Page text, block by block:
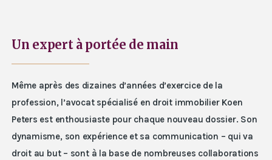
Un expert à portée de main
Même après des dizaines d’années d’exercice de la
profession, l’avocat spécialisé en droit immobilier Koen
Peters est enthousiaste pour chaque nouveau dossier. Son
dynamisme, son expérience et sa communication – qui va
droit au but – sont à la base de nombreuses collaborations